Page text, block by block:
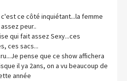
ce côté inquiétant...la femme
peur..
qui fait assez Sexy...ces
ces sacs...
pense que ce show affichera
il ya 2ans, on a vu beaucoup de
année